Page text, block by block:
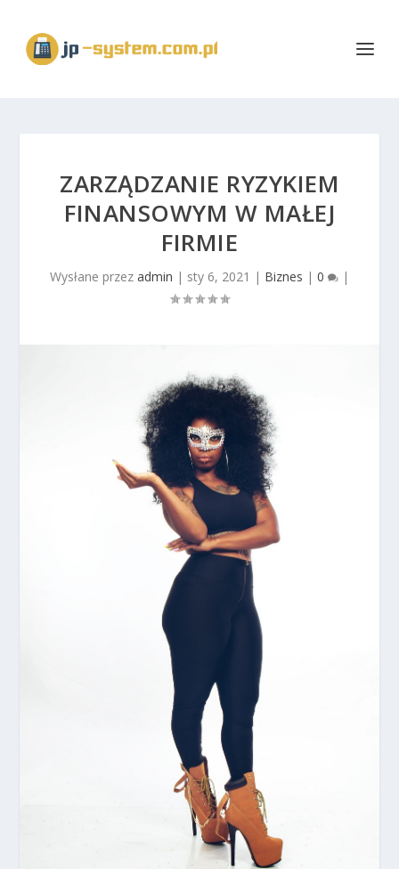
ZARZĄDZANIE RYZYKIEM
FINANSOWYM W MAŁEJ
FIRMIE
Wysłane przez admin | sty 6, 2021 | Biznes | 0 |